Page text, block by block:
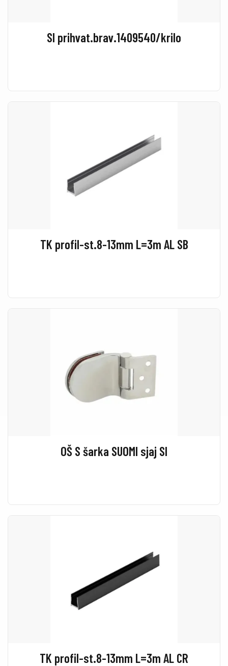
SI prihvat.brav.1409540/krilo
TK profil-st.8-13mm L=3m AL SB
OŠ S šarka SUOMI sjaj SI
TK profil-st.8-13mm L=3m AL CR